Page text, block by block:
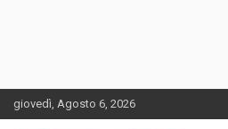
Skip
to
giovedì, Agosto 6, 2026